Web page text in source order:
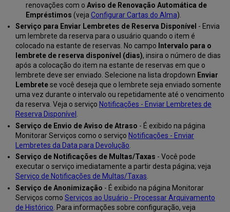
renovações com o Aviso de Renovação Automática de
Empréstimos (veja Configurar Cartas do Alma).
Serviço para Enviar Lembretes de Reserva Disponível - Envia
um lembrete da reserva para o usuário quando o item é
colocado na estante de reservas. No campo Intervalo para o
lembrete de reserva disponível (dias), insira o número de dias
após a colocação do item na estante de reservas em que o
lembrete deve ser enviado. Selecione na lista dropdown Enviar
Lembretese você deseja que o lembrete seja enviado somente
uma vez durante o intervalo ou repetidamente até o vencimento
da reserva. Veja o serviço Notificações - Enviar Lembretes de
Reserva Disponível
Serviço de Envio de Aviso de Atraso - É exibido na página
Monitorar Serviços como o serviço Notificações - Enviar
Lembretes da Data para Devolução
Serviço de Notificações de Multas/Taxas - Você pode
executar o serviço imediatamente a partir desta página; veja
Serviço de Notificações de Multas/Taxas
Serviço de Anonimização - É exibido na página Monitorar
Serviços como Serviços ao Usuário - Processar Arquivamento
de Histórico . Para informações sobre configuração, veja